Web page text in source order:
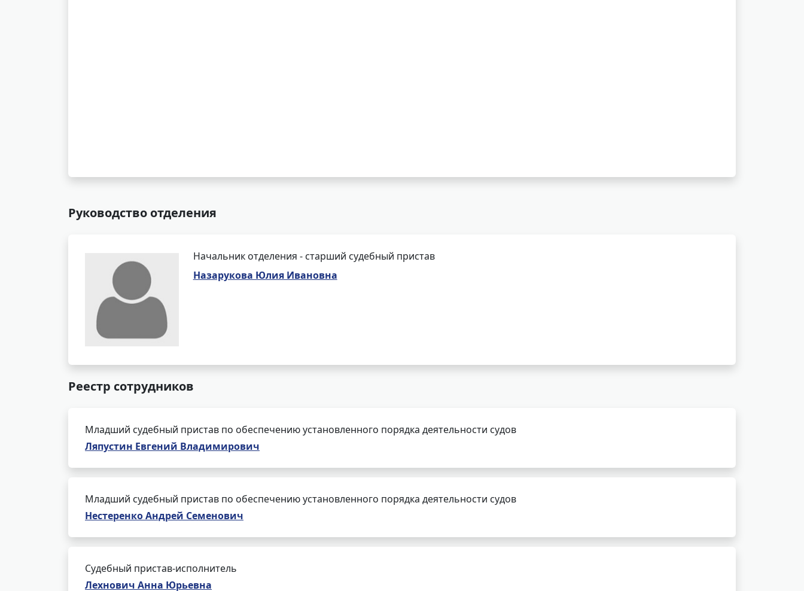
Руководство отделения
Начальник отделения - старший судебный пристав
Назарукова Юлия Ивановна
Реестр сотрудников
Младший судебный пристав по обеспечению установленного порядка деятельности судов
Ляпустин Евгений Владимирович
Младший судебный пристав по обеспечению установленного порядка деятельности судов
Нестеренко Андрей Семенович
Судебный пристав-исполнитель
Лехнович Анна Юрьевна